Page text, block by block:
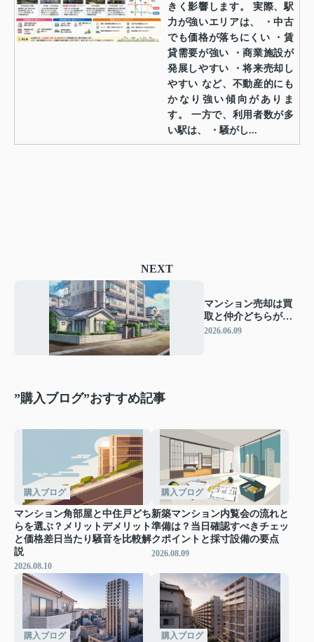
きく影響します。 実際、駅
力が強いエリアは、 ・中古
でも価格が落ちにくい ・賃
貸需要が強い ・商業施設が
発展しやすい ・将来売却し
やすい など、不動産的にも
かなり強い傾向がありま
す。 一方で、利用者数が多
い駅は、 ・騒がし...
NEXT
マンション売却は買
取と仲介どちらが
得？比較ポイントと
2026.06.09
”購入ブログ”おすすめ記事
購入ブログ
マンション角部屋と中住戸どち
らを選ぶ？メリットデメリット
と価格差日当たり騒音を比較解
説
2026.08.10
購入ブログ
新築マンション内覧会の流れと
準備は？当日確認すべきチェッ
クポイントと採寸設備の要点
2026.08.09
購入ブログ 購入ブログ